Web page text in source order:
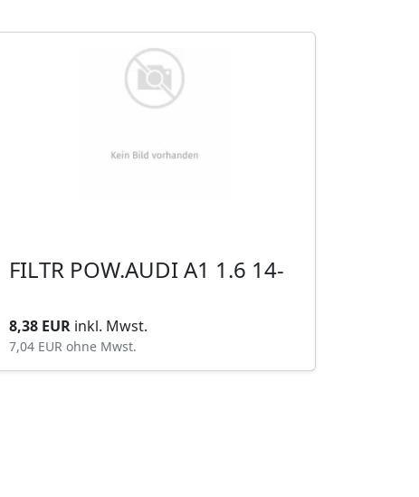
FILTR POW.AUDI A1 1.6 14-
8,38 EUR inkl. Mwst.
7,04 EUR ohne Mwst.